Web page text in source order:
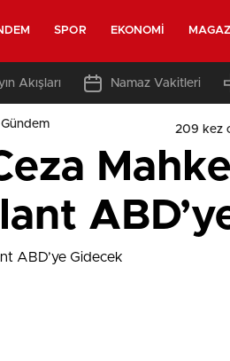
SPOR EKONOMI
Akışları Namaz Vakitleri
Gündem 209 kez